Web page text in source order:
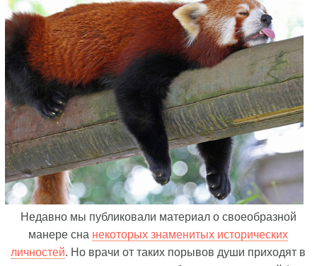
Недавно мы публиковали материал о своеобразной
манере сна некоторых знаменитых исторических
личностей. Но врачи от таких порывов души приходят в